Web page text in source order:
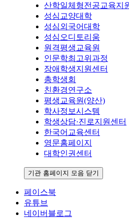
산학일체형전공교육지
성심교양대학
성심외국어대학
성심오디토리움
원격평생교육원
인문학최고위과정
장애학생지원센터
총학생회
친환경연구소
평생교육원(양산)
학사정보시스템
학생상담·진로지원센터
한국어교육센터
영문홈페이지
대학인권센터
기관 홈페이지 모음 닫기
페이스북
유튜브
네이버블로그